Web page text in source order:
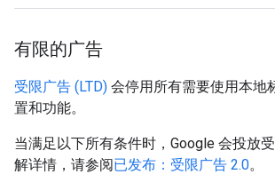
有限的广告
受限广告 (LTD) 会停用所有需要使用本地
置和功能。
当满足以下所有条件时，Google 会投放
解详情，请参阅已发布：受限广告 2.0。